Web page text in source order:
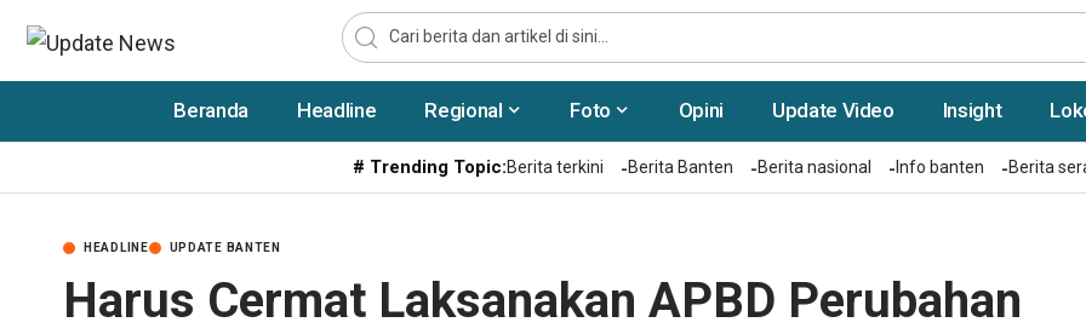
Beranda Headline Regional Foto Opini Update Video Insight
# Trending Topic:Berita terkini Berita Banten Berita nasional Info banten Berita
HEADLINE UPDATE BANTEN
Harus Cermat Laksanakan APBD Perubahan